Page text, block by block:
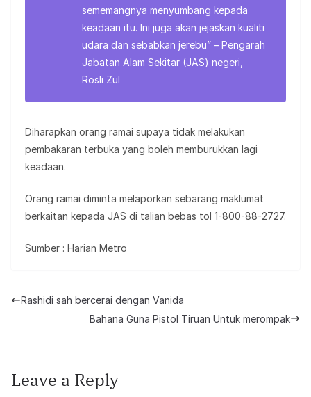
sememangnya menyumbang kepada
keadaan itu. Ini juga akan jejaskan kualiti
udara dan sebabkan jerebu” – Pengarah
Jabatan Alam Sekitar (JAS) negeri,
Rosli Zul
Diharapkan orang ramai supaya tidak melakukan
pembakaran terbuka yang boleh memburukkan lagi
keadaan.
Orang ramai diminta melaporkan sebarang maklumat
berkaitan kepada JAS di talian bebas tol 1-800-88-2727.
Sumber : Harian Metro
Rashidi sah bercerai dengan Vanida
Bahana Guna Pistol Tiruan Untuk merompak
Leave a Reply